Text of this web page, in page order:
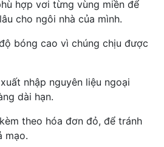
hợp vơi từng vùng miền để
cho ngôi nhà của mình.
bóng cao vì chúng chịu được
nhập nguyên liệu ngoại
dài hạn.
theo hóa đơn đỏ, để tránh
mạo.